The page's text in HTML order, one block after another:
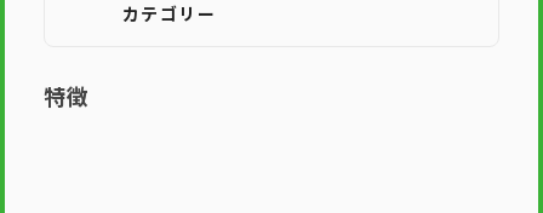
カテゴリー
特徴